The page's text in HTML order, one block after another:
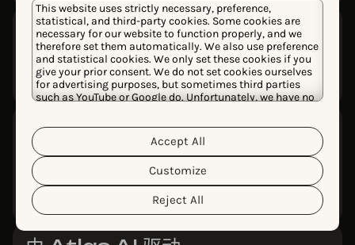
This website uses strictly necessary, preference,
statistical, and third-party cookies. Some cookies are
necessary for our website to function properly, and we
therefore set them automatically. We also use preference
and statistical cookies. We only set these cookies if you
give your prior consent. We do not set cookies ourselves
for advertising purposes, but sometimes third parties
such as YouTube or Google do. Unfortunately, we have no
personal data and the different cookies we use, please
read our
Cookie Policy&Privacy Policy
customize your cookie settings and preferences by
clicking the “Customize” button.
Reject All
Customize
Accept All
完全集成至 AppTweak
代理直接在 AppTweak 内部工作，在您团队已有
的工作流程中提供洞察。
隐私优先的架构
AppTweak 将您的数据安全地保存在其自身的基
础设施中，隔离账户，且绝不将其用于 AI 模型训
练。